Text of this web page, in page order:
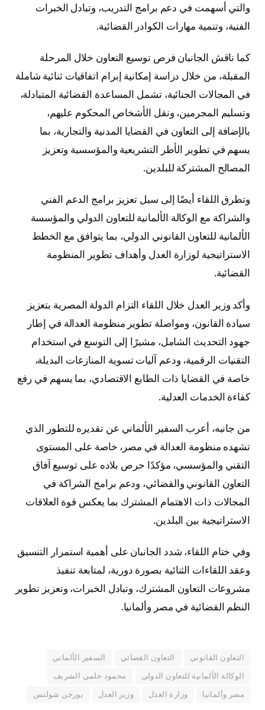
والتي أسهمت في دعم برامج التدريب، وتبادل الخبرات
الفنية، وتنمية مهارات الكوادر القضائية.
كما ناقش الجانبان فرص توسيع التعاون خلال المرحلة
المقبلة، من خلال دراسة إمكانية إبرام اتفاقيات ثنائية شاملة
في المجالات الجنائية، تشمل المساعدة القضائية المتبادلة،
وتسليم المجرمين، ونقل الأشخاص المحكوم عليهم،
بالإضافة إلى التعاون في القضايا المدنية والتجارية، بما
يسهم في تطوير الأطر التشريعية والمؤسسية وتعزيز
المصالح المشتركة للبلدين.
وتطرق اللقاء أيضًا إلى سبل تعزيز برامج الدعم الفني
والشراكة مع الوكالة الألمانية للتعاون الدولي والمؤسسة
الألمانية للتعاون القانوني الدولي، بما يتوافق مع الخطط
الاستراتيجية لوزارة العدل وأهداف تطوير المنظومة
القضائية.
وأكد وزير العدل خلال اللقاء التزام الدولة المصرية بتعزيز
سيادة القانون، ومواصلة تطوير منظومة العدالة في إطار
جهود التحديث الشامل، مشيرًا إلى التوسع في استخدام
التقنيات الرقمية، ودعم آليات تسوية المنازعات البديلة،
خاصة في القضايا ذات الطابع الاقتصادي، بما يسهم في رفع
كفاءة الخدمات العدلية.
من جانبه، أعرب السفير الألماني عن تقديره للتطور الذي
تشهده منظومة العدالة في مصر، خاصة على المستوى
التقني والمؤسسي، مؤكدًا حرص بلاده على توسيع آفاق
التعاون القانوني والقضائي، ودعم برامج الشراكة في
المجالات ذات الاهتمام المشترك بما يعكس قوة العلاقات
الاستراتيجية بين البلدين.
وفي ختام اللقاء، شدد الجانبان على أهمية استمرار التنسيق
وعقد اللقاءات الثنائية بصورة دورية، لمتابعة تنفيذ
مشروعات التعاون المشترك، وتبادل الخبرات، وتعزيز تطوير
النظم القضائية في مصر وألمانيا.
التعاون القانوني التعاون القضائي السفير الألماني
الوكالة الألمانية للتعاون الدولي محمود حلمي الشريف
مصر وألمانيا وزارة العدل وزير العدل يورجن شولتس